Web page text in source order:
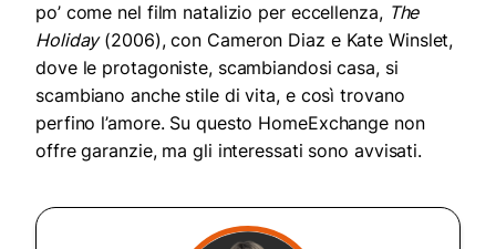
po’ come nel film natalizio per eccellenza, The
Holiday(2006), con Cameron Diaz e Kate Winslet,
dove le protagoniste, scambiandosi casa, si
scambiano anche stile di vita, e così trovano
perfino l’amore. Su questo HomeExchange non
offre garanzie, ma gli interessati sono avvisati.